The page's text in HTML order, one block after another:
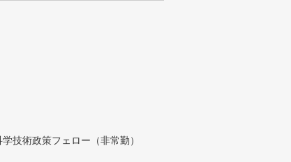
技術政策フェロー（非常勤）